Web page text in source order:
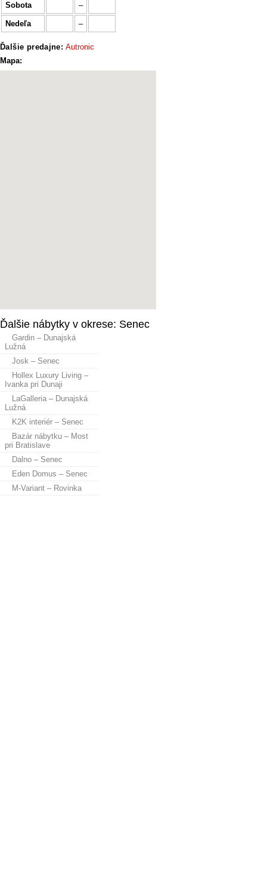
Sobota –
Nedeľa –
Ďalšie predajne: Autronic
Mapa:
Ďalšie nábytky v okrese: Senec
Gardin – Dunajská
Lužná
Josk – Senec
Hollex Luxury Living –
Ivanka pri Dunaji
LaGalleria – Dunajská
Lužná
K2K interiér – Senec
Bazár nábytku – Most
pri Bratislave
Dalno – Senec
Eden Domus – Senec
M-Variant – Rovinka